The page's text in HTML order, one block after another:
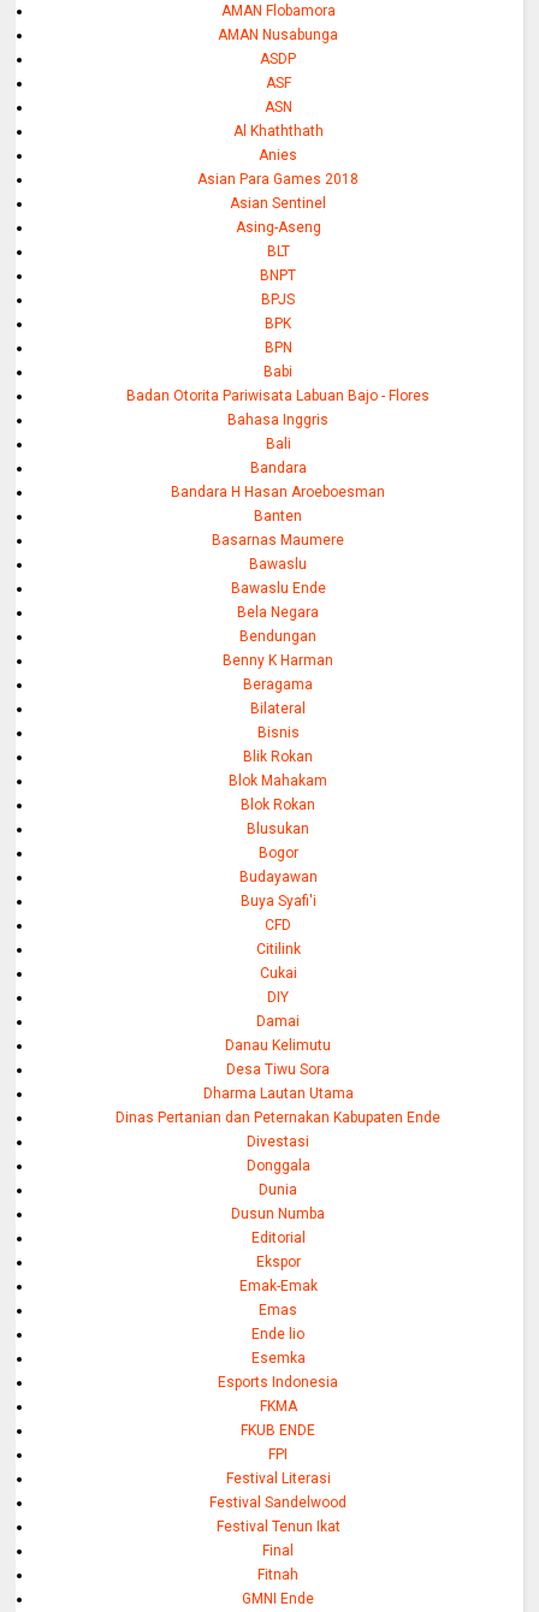
AMAN Flobamora
AMAN Nusabunga
ASDP
ASF
ASN
Al Khaththath
Anies
Asian Para Games 2018
Asian Sentinel
Asing-Aseng
BLT
BNPT
BPJS
BPK
BPN
Babi
Badan Otorita Pariwisata Labuan Bajo - Flores
Bahasa Inggris
Bali
Bandara
Bandara H Hasan Aroeboesman
Banten
Basarnas Maumere
Bawaslu
Bawaslu Ende
Bela Negara
Bendungan
Benny K Harman
Beragama
Bilateral
Bisnis
Blik Rokan
Blok Mahakam
Blok Rokan
Blusukan
Bogor
Budayawan
Buya Syafi'i
CFD
Citilink
Cukai
DIY
Damai
Danau Kelimutu
Desa Tiwu Sora
Dharma Lautan Utama
Dinas Pertanian dan Peternakan Kabupaten Ende
Divestasi
Donggala
Dunia
Dusun Numba
Editorial
Ekspor
Emak-Emak
Emas
Ende lio
Esemka
Esports Indonesia
FKMA
FKUB ENDE
FPI
Festival Literasi
Festival Sandelwood
Festival Tenun Ikat
Final
Fitnah
GMNI Ende